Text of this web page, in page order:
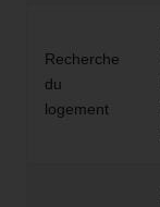
Recherche
du
logement